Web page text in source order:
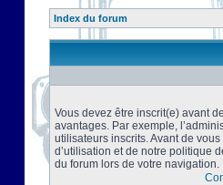
Index du forum
Vous devez être inscrit(e) avant
avantages. Par exemple,
utilisateurs inscrits. Avant de
d’utilisation et de notre politique
du forum lors de votre navigation.